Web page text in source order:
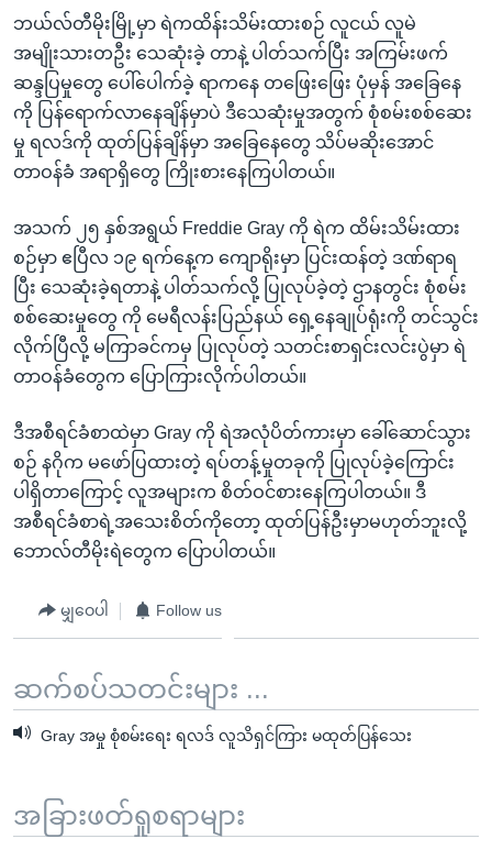
ရန်
ရှာဖွေ
ရန်
နေရာ
သို့
ကျော်
ဘာသာစကားများ
ဘယ်လ်တီမိုးမြို့မှာ ရဲကထိန်းသိမ်းထားစဉ် လူငယ် လူမဲ
အမျိုးသားတဦး သေဆုံးခဲ့ တာနဲ့ ပါတ်သက်ပြီး အကြမ်းဖက်
ဆန္ဒပြမှုတွေ ပေါ်ပေါက်ခဲ့ ရာကနေ တဖြေးဖြေး ပုံမှန် အခြေနေ
ကို ပြန်ရောက်လာနေချိန်မှာပဲ ဒီသေဆုံးမှုအတွက် စုံစမ်းစစ်ဆေး
မှု ရလဒ်ကို ထုတ်ပြန်ချိန်မှာ အခြေနေတွေ သိပ်မဆိုးအောင်
တာဝန်ခံ အရာရှိတွေ ကြိုးစားနေကြပါတယ်။
အသက် ၂၅ နှစ်အရွယ် Freddie Gray ကို ရဲက ထိမ်းသိမ်းထား
စဉ်မှာ ဧပြီလ ၁၉ ရက်နေ့က ကျောရိုးမှာ ပြင်းထန်တဲ့ ဒဏ်ရာရ
ပြီး သေဆုံးခဲ့ရတာနဲ့ ပါတ်သက်လို့ ပြုလုပ်ခဲ့တဲ့ ဌာနတွင်း စုံစမ်း
စစ်ဆေးမှုတွေ ကို မေရီလန်းပြည်နယ် ရှေ့နေချုပ်ရုံးကို တင်သွင်း
လိုက်ပြီလို့ မကြာခင်ကမှ ပြုလုပ်တဲ့ သတင်းစာရှင်းလင်းပွဲမှာ ရဲ
တာဝန်ခံတွေက ပြောကြားလိုက်ပါတယ်။
ဒီအစီရင်ခံစာထဲမှာ Gray ကို ရဲအလုံပိတ်ကားမှာ ခေါ်ဆောင်သွား
စဉ် နဂိုက မဖော်ပြထားတဲ့ ရပ်တန့်မှုတခုကို ပြုလုပ်ခဲ့ကြောင်း
ပါရှိတာကြောင့် လူအများက စိတ်ဝင်စားနေကြပါတယ်။ ဒီ
အစီရင်ခံစာရဲ့အသေးစိတ်ကိုတော့ ထုတ်ပြန်ဦးမှာမဟုတ်ဘူးလို့
ဘောလ်တီမိုးရဲတွေက ပြောပါတယ်။
မျှဝေပါ Follow us
ဆက်စပ်သတင်းများ ...
Gray အမှု စုံစမ်းရေး ရလဒ် လူသိရှင်ကြား မထုတ်ပြန်သေး
အခြားဖတ်ရှုစရာများ